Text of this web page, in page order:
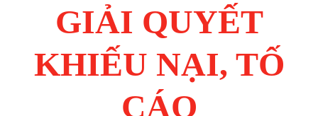
GIẢI QUYẾT
KHIẾU NẠI, TỐ
CÁO